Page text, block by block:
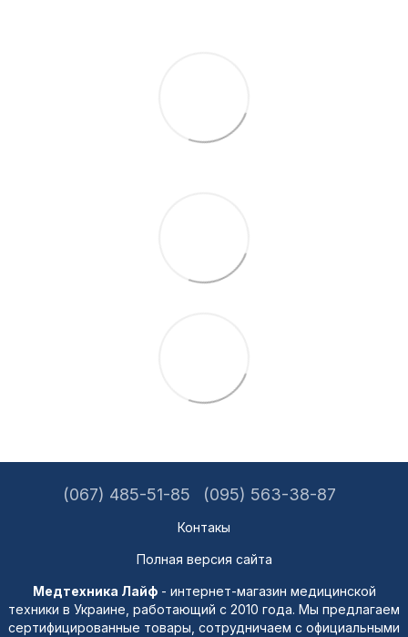
(067) 485-51-85 (095) 563-38-87
Контакы
Полная версия сайта
Медтехника Лайф- интернет-магазин медицинской
техники в Украине, работающий с 2010 года. Мы предлагаем
сертифицированные товары, сотрудничаем с официальными